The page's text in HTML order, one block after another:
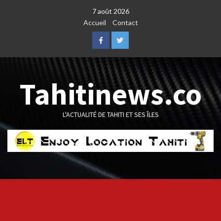
7 août 2026
Accueil
Contact
FacebookTwitter
Tahitinews.co
L'ACTUALITÉ DE TAHITI ET SES ÎLES